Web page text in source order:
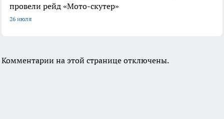
провели рейд «Мото-скутер»
26 июля
Комментарии на этой странице отключены.